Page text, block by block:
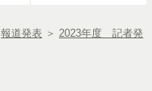
報道発表 ＞ 2023年度 記者発